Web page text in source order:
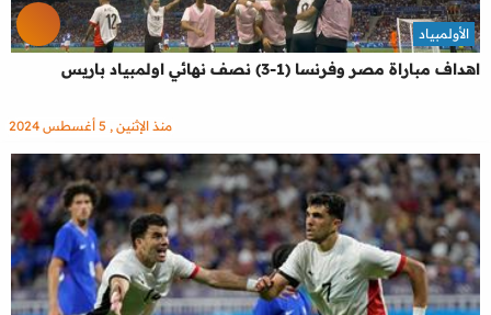
اهداف مباراة مصر وفرنسا (1-3) نصف نهائي اولمبياد باريس
الأولمبياد
منذ الإثنين , 5 أغسطس 2024